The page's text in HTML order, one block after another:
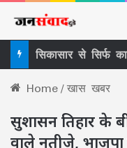
Home/खास खबर
सुशासन तिहार के
वाले नतीजे,